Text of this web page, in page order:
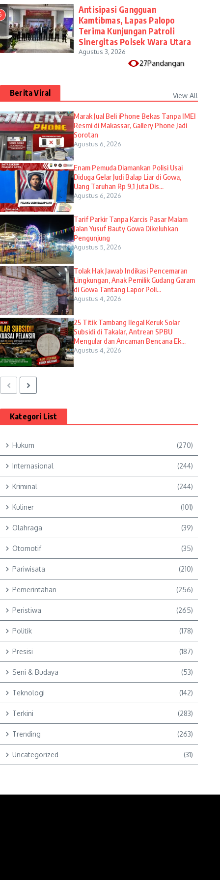
Antisipasi Gangguan
Kamtibmas, Lapas Palopo
Terima Kunjungan Patroli
Sinergitas Polsek Wara Utara
Agustus 3, 2026
27Pandangan
Berita Viral View All
​Marak Jual Beli iPhone Bekas Tanpa IMEI
Resmi di Makassar, Gallery Phone Jadi
Sorotan
Agustus 6, 2026
Enam Pemuda Diamankan Polisi Usai
Diduga Gelar Judi Balap Liar di Gowa,
Uang Taruhan Rp 9,1 Juta Dis...
Agustus 6, 2026
Tarif Parkir Tanpa Karcis Pasar Malam
Jalan Yusuf Bauty Gowa Dikeluhkan
Pengunjung
Agustus 5, 2026
Tolak Hak Jawab Indikasi Pencemaran
Lingkungan, Anak Pemilik Gudang Garam
di Gowa Tantang Lapor Poli...
Agustus 4, 2026
25 Titik Tambang Ilegal Keruk Solar
Subsidi di Takalar, Antrean SPBU
Mengular dan Ancaman Bencana Ek...
Agustus 4, 2026
Kategori List
Hukum (270)
Internasional (244)
Kriminal (244)
Kuliner (101)
Olahraga (39)
Otomotif (35)
Pariwisata (210)
Pemerintahan (256)
Peristiwa (265)
Politik (178)
Presisi (187)
Seni & Budaya (53)
Teknologi (142)
Terkini (283)
Trending (263)
Uncategorized (31)